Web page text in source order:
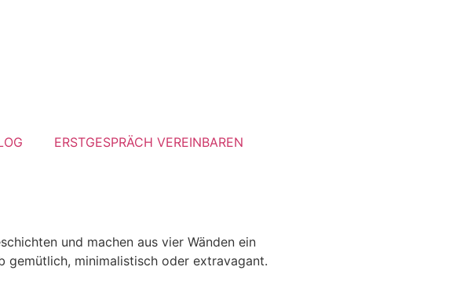
ERSTGESPRÄCH VEREINBAREN
und machen aus vier Wänden ein
gemütlich, minimalistisch oder extravagant.